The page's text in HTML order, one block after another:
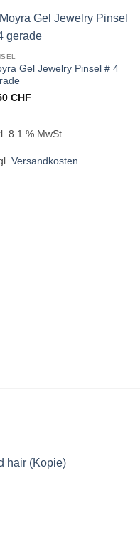
Gel Jewelry Pinsel # 4
CHF
8.1 % MwSt.
Versandkosten
hair (Kopie)